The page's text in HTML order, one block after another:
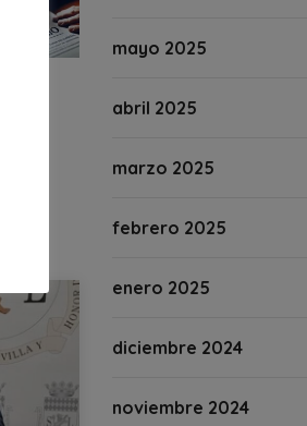
mayo 2025
abril 2025
marzo 2025
febrero 2025
enero 2025
diciembre 2024
noviembre 2024